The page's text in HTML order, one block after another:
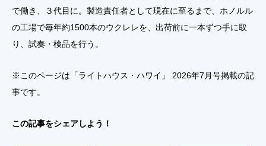
で働き、３代目に。製造責任者として現在に至るまで、ホノルル
の工場で毎年約1500本のウクレレを、出荷前に一本ずつ手に取
り、試奏・検品を行う。
※このページは「ライトハウス・ハワイ」 2026年7月号掲載の記
事です。
この記事をシェアしよう！